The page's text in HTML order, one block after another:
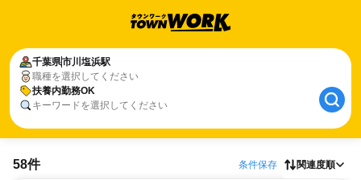
千葉県市川塩浜駅
職種を選択してください
扶養内勤務OK
キーワードを選択してください
58件 条件保存 関連度順